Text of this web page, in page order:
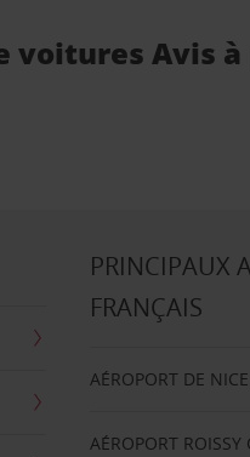
voitures Avis
PRINCIPAUX
FRANÇAIS
AÉROPORT DE NICE
AÉROPORT ROISSY